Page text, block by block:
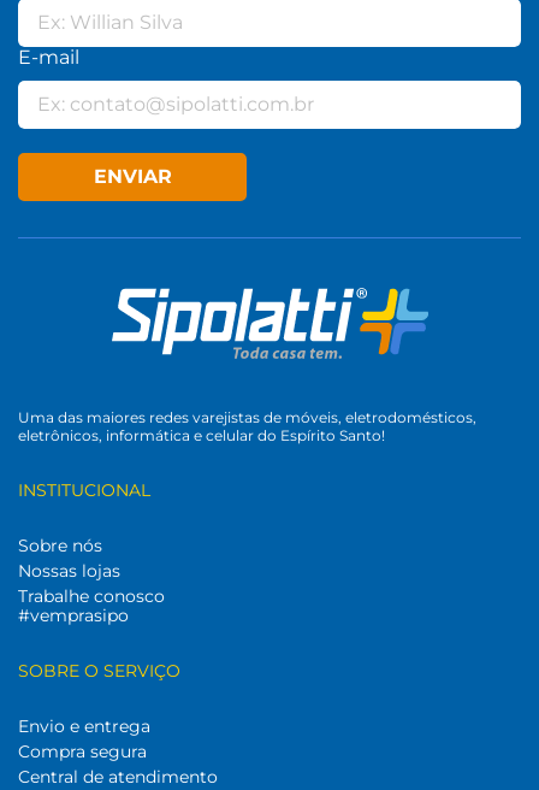
E-mail
ENVIAR
Uma das maiores redes varejistas de móveis, eletrodomésticos,
eletrônicos, informática e celular do Espírito Santo!
INSTITUCIONAL
Sobre nós
Nossas lojas
Trabalhe conosco
#vemprasipo
SOBRE O SERVIÇO
Envio e entrega
Compra segura
Central de atendimento